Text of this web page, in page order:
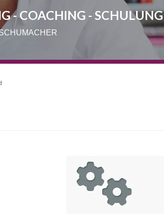
- COACHING - SCHULUNG